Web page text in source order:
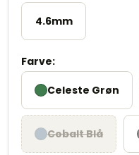
4.6mm
Farve:
Celeste Grøn
Cobalt Blå